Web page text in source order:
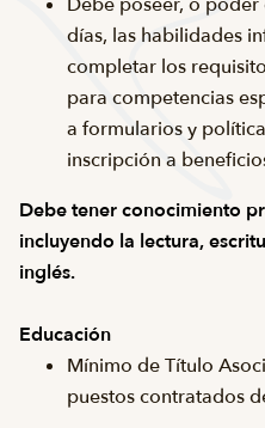
días, las habilidades
completar los
para competencias
a formularios y
inscripción a
Debe tener conocimiento
incluyendo la lectura,
inglés.
Educación
Mínimo de Título
puestos contratados